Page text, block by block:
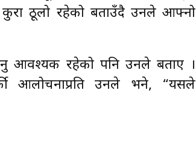
कुरा ठूलो रहेको बताउँदै उनले आफ्नो
हुनु आवश्यक रहेको पनि उनले बताए ।
आलोचनाप्रति उनले भने, “यसले